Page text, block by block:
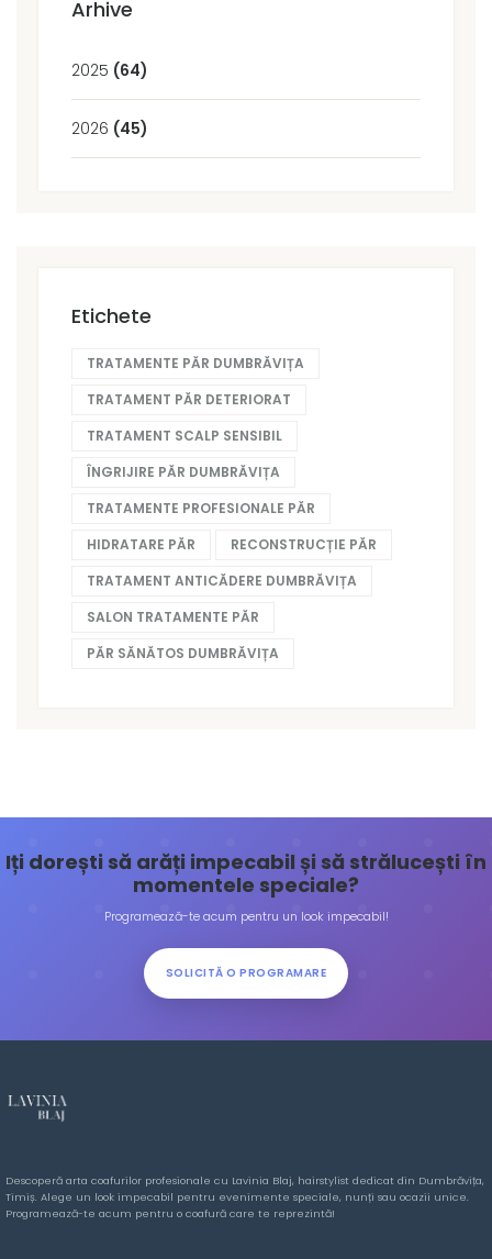
Arhive
2025 (64)
2026 (45)
Etichete
TRATAMENTE PĂR DUMBRĂVIȚA
TRATAMENT PĂR DETERIORAT
TRATAMENT SCALP SENSIBIL
ÎNGRIJIRE PĂR DUMBRĂVIȚA
TRATAMENTE PROFESIONALE PĂR
HIDRATARE PĂR
RECONSTRUCȚIE PĂR
TRATAMENT ANTICĂDERE DUMBRĂVIȚA
SALON TRATAMENTE PĂR
PĂR SĂNĂTOS DUMBRĂVIȚA
Iți dorești să arăți impecabil și să strălucești în
momentele speciale?
Programează-te acum pentru un look impecabil!
SOLICITĂ O PROGRAMARE
Descoperă arta coafurilor profesionale cu Lavinia Blaj, hairstylist dedicat din Dumbrăvița,
Timiș. Alege un look impecabil pentru evenimente speciale, nunți sau ocazii unice.
Programează-te acum pentru o coafură care te reprezintă!